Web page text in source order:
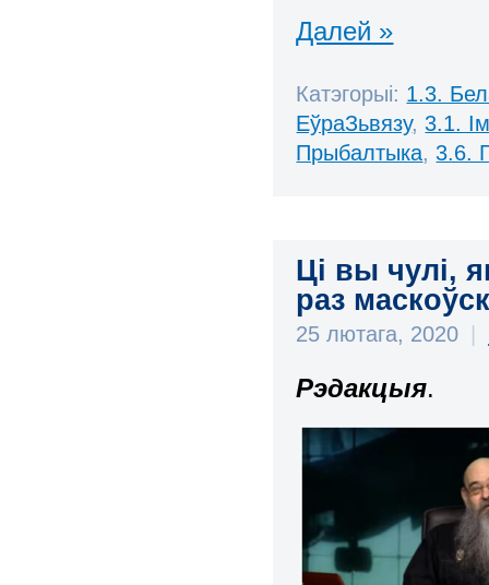
Далей »
Катэгорыі: 1.3.
ЕўраЗьвязу, 3.1.
Прыбалтыка, 3.6.
Ці вы чулі,
раз
25 лютага, 2020
Рэдакцыя.